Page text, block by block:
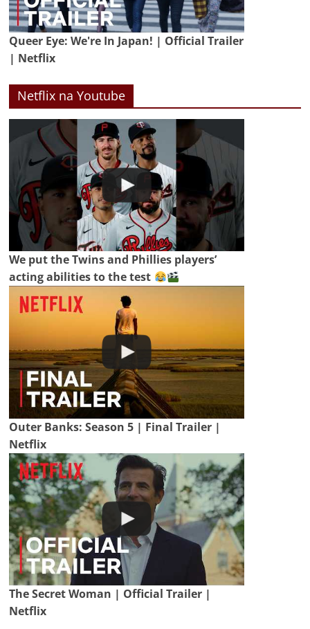
Queer Eye: We're In Japan! | Official Trailer
| Netflix
Netflix na Youtube
We put the Twins and Phillies players’
acting abilities to the test
Outer Banks: Season 5 | Final Trailer |
Netflix
The Secret Woman | Official Trailer |
Netflix